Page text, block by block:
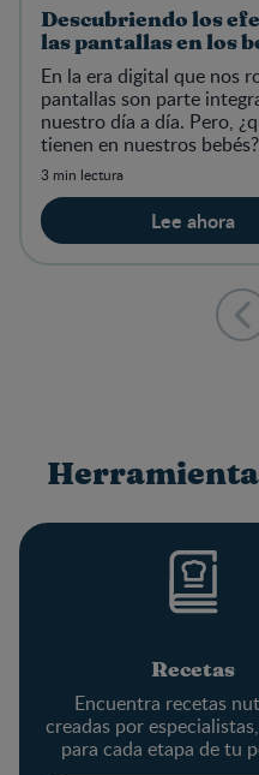
Descubriendo los
las pantallas en los
En la era digital que nos
pantallas son parte
nuestro día a día. Pero,
tienen en nuestros bebés?
3 min lectura
Lee ahora
Recetas
Encuentra recetas
creadas por
para cada etapa de tu